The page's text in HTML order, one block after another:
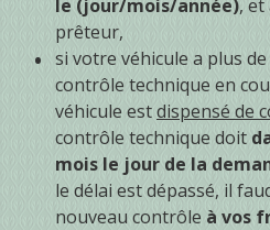
le (jour/mois/année), et
prêteur,
si votre véhicule a plus
contrôle technique en
véhicule estdispensé de
contrôle technique doit
mois le jour de la
le délai est dépassé, il
nouveau contrôle à vos